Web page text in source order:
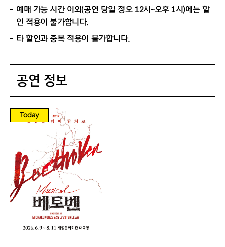
예매 가능 시간 이외(공연 당일 정오 12시~오후 1시)에는 할
인 적용이 불가합니다.
타 할인과 중복 적용이 불가합니다.
공연 정보